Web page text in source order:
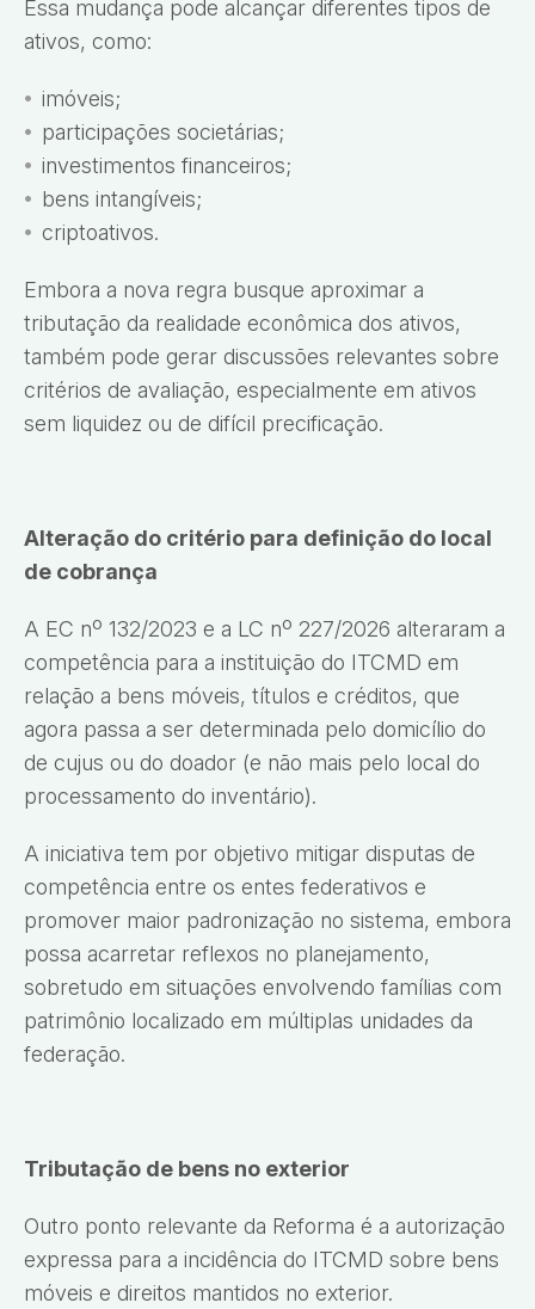
Essa mudança pode alcançar diferentes tipos de
ativos, como:
imóveis;
participações societárias;
investimentos financeiros;
bens intangíveis;
criptoativos.
Embora a nova regra busque aproximar a
tributação da realidade econômica dos ativos,
também pode gerar discussões relevantes sobre
critérios de avaliação, especialmente em ativos
sem liquidez ou de difícil precificação.
Alteração do critério para definição do local
de cobrança
A EC nº 132/2023 e a LC nº 227/2026 alteraram a
competência para a instituição do ITCMD em
relação a bens móveis, títulos e créditos, que
agora passa a ser determinada pelo domicílio do
de cujus ou do doador (e não mais pelo local do
processamento do inventário).
A iniciativa tem por objetivo mitigar disputas de
competência entre os entes federativos e
promover maior padronização no sistema, embora
possa acarretar reflexos no planejamento,
sobretudo em situações envolvendo famílias com
patrimônio localizado em múltiplas unidades da
federação.
Tributação de bens no exterior
Outro ponto relevante da Reforma é a autorização
expressa para a incidência do ITCMD sobre bens
móveis e direitos mantidos no exterior.